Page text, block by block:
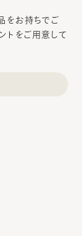
をお持ちでご
トをご用意して